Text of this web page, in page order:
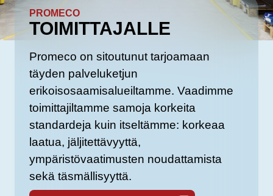
PROMECO
TOIMITTAJALLE
Promeco on sitoutunut tarjoamaan
täyden palveluketjun
erikoisosaamisalueiltamme. Vaadimme
toimittajiltamme samoja korkeita
standardeja kuin itseltämme: korkeaa
laatua, jäljitettävyyttä,
ympäristövaatimusten noudattamista
sekä täsmällisyyttä.